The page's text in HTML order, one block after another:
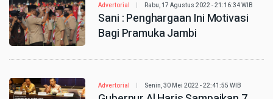
Advertorial Rabu, 17 Agustus 2022 - 21:16:34 WIB
Sani : Penghargaan Ini Motivasi
Bagi Pramuka Jambi
Advertorial Senin, 30 Mei 2022 - 22:41:55 WIB